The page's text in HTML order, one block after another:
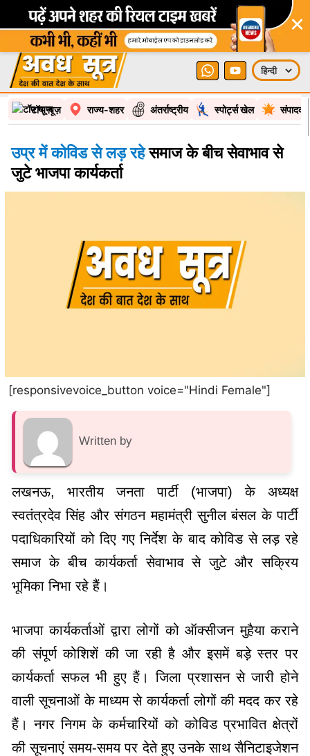
×
टॉप न्यूज़ राज्य-शहर अंतर्राष्ट्रीय स्पोर्ट्स खेल
उप्र में कोविड से लड़ रहेसमाज के बीच सेवाभाव से
जुटे भाजपा कार्यकर्ता
[responsivevoice_button voice="Hindi Female"]
Written by
लखनऊ, भारतीय जनता पार्टी (भाजपा) के अध्यक्ष
स्वतंत्रदेव सिंह और संगठन महामंत्री सुनील बंसल के पार्टी
पदाधिकारियों को दिए गए निर्देश के बाद कोविड से लड़ रहे
समाज के बीच कार्यकर्ता सेवाभाव से जुटे और सक्रिय
भूमिका निभा रहे हैं।
भाजपा कार्यकर्ताओं द्वारा लोगों को ऑक्सीजन मुहैया कराने
की संपूर्ण कोशिशें की जा रही है और इसमें बड़े स्तर पर
कार्यकर्ता सफल भी हुए हैं। जिला प्रशासन से जारी होने
वाली सूचनाओं के माध्यम से कार्यकर्ता लोगों की मदद कर रहे
हैं। नगर निगम के कर्मचारियों को कोविड प्रभावित क्षेत्रों
की सूचनाएं समय-समय पर देते हुए उनके साथ सैनिटाइजेशन